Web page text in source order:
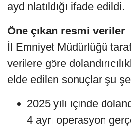
aydınlatıldığı ifade edildi.
Öne çıkan resmi veriler
İl Emniyet Müdürlüğü
verilere göre
elde edilen sonuçlar şu
2025 yılı içinde
4 ayrı operasyon